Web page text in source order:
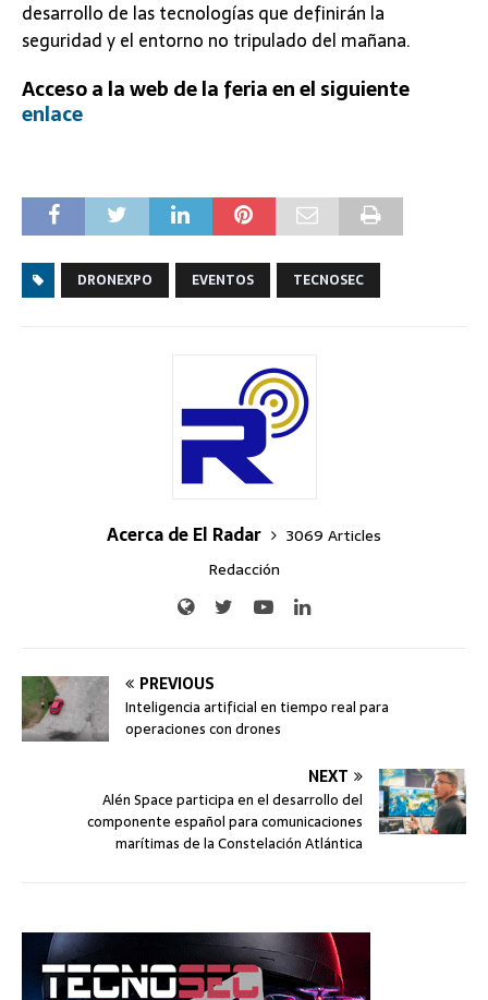
desarrollo de las tecnologías que definirán la
seguridad y el entorno no tripulado del mañana.
Acceso a la web de la feria en el siguiente
enlace
DRONEXPO EVENTOS TECNOSEC
Acerca de El Radar
3069 Articles
Redacción
PREVIOUS
Inteligencia artificial en tiempo real para
operaciones con drones
NEXT
Alén Space participa en el desarrollo del
componente español para comunicaciones
marítimas de la Constelación Atlántica